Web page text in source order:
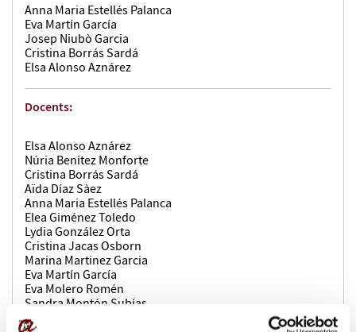
Anna Maria Estellés Palanca
Eva Martín García
Josep Niubò Garcia
Cristina Borrás Sardá
Elsa Alonso Aznárez
Docents:
Elsa Alonso Aznárez
Núria Benítez Monforte
Cristina Borrás Sardá
Aïda Díaz Sàez
Anna Maria Estellés Palanca
Elea Giménez Toledo
Lydia González Orta
Cristina Jacas Osborn
Marina Martinez Garcia
Eva Martín García
Eva Molero Romén
Sandra Montón Subías
Marianna Nadeu Rota